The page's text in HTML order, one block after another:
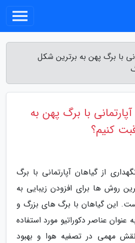
با برگ پهن به برترین شکل
با برگ پهن به
کنیم؟
از گیاهان آپارتمانی با برگ
روش ها برای افزودن زیبایی به
این گیاهان با برگ های بزرگ و
عنوان عناصر دکوراتیو مورد استفاده
نقش مهمی در تصفیه هوا و بهبود